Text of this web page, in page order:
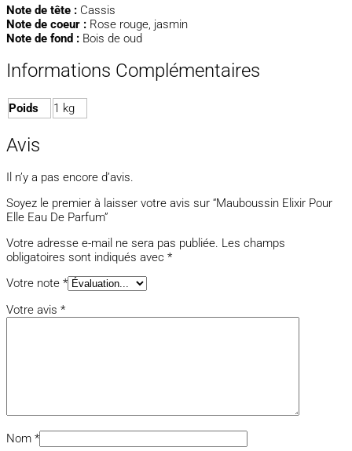
Note de tête : Cassis
Note de coeur : Rose rouge, jasmin
Note de fond : Bois de oud
Informations Complémentaires
Poids 1 kg
Avis
Il n’y a pas encore d’avis.
Soyez le premier à laisser votre avis sur “Mauboussin Elixir Pour
Elle Eau De Parfum”
Votre adresse e-mail ne sera pas publiée. Les champs
obligatoires sont indiqués avec *
Votre note *
Votre avis *
Nom *